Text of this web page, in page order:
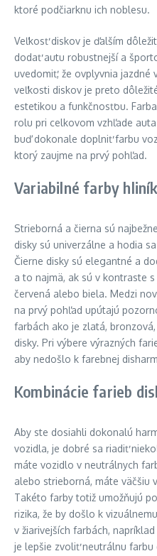
ktoré podčiarknu ich noblesu.
Veľkosť diskov je ďalším
dodať autu robustnejší a
uvedomiť, že ovplyvnia jazdné
veľkosti diskov je preto
estetikou a funkčnosťou.
rolu pri celkovom vzhľade
buď dokonale doplniť farbu
ktorý zaujme na prvý pohľad.
Variabilné farby
Strieborná a čierna sú
disky sú univerzálne a hodia
Čierne disky sú elegantné a
a to najmä, ak sú v kontraste
červená alebo biela. Medzi
na prvý pohľad upútajú
farbách ako je zlatá,
disky. Pri výbere výrazných
aby nedošlo k farebnej
Kombinácie farieb
Aby ste dosiahli dokonalú
vozidla, je dobré sa riadiť
máte vozidlo v neutrálnych
alebo strieborná, máte väčšiu
Takéto farby totiž umožňujú
rizika, že by došlo k
v žiarivejších farbách,
je lepšie zvoliť neutrálnu farbu